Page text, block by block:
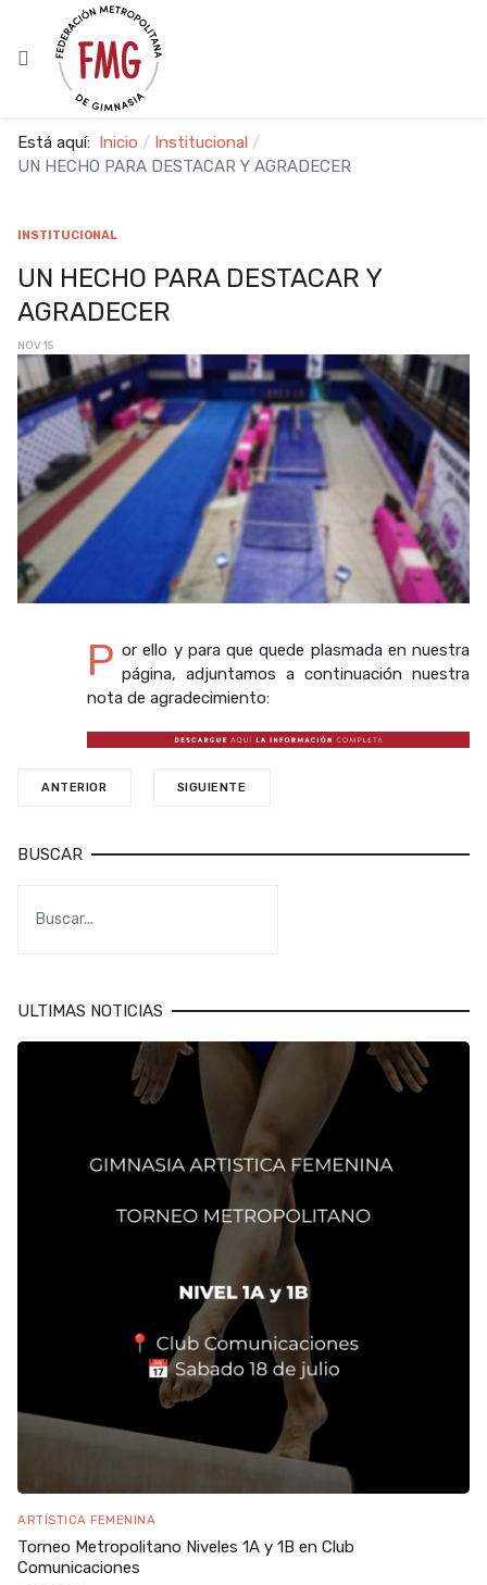
Está aquí: Inicio
Institucional
UN HECHO PARA DESTACAR Y AGRADECER
INSTITUCIONAL
UN HECHO PARA DESTACAR Y
AGRADECER
NOV 15
P or ello y para que quede plasmada en nuestra
página, adjuntamos a continuación nuestra
nota de agradecimiento:
ANTERIOR SIGUIENTE
BUSCAR
ULTIMAS NOTICIAS
ARTÍSTICA FEMENINA
Torneo Metropolitano Niveles 1A y 1B en Club
Comunicaciones